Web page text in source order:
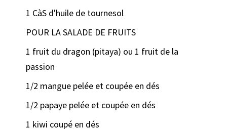
1 CàS d'huile de tournesol
POUR LA SALADE DE FRUITS
1 fruit du dragon (pitaya) ou 1 fruit de la
passion
1/2 mangue pelée et coupée en dés
1/2 papaye pelée et coupée en dés
1 kiwi coupé en dés